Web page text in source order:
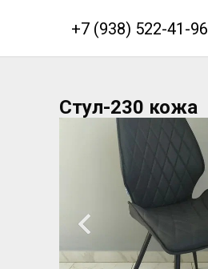
+7 (938) 522-41-96
Стул-230 кожа